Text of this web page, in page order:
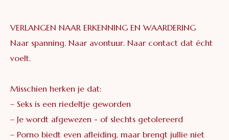
VERLANGEN NAAR ERKENNING EN WAARDERING
Naar spanning. Naar avontuur. Naar contact dat écht
voelt.
Misschien herken je dat:
– Seks is een riedeltje geworden
– Je wordt afgewezen - of slechts getolereerd
– Porno biedt even afleiding, maar brengt jullie niet